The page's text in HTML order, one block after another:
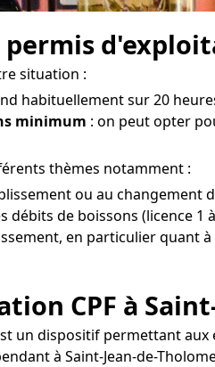
situation :
habituellement sur 20
minimum : on peut opter
thèmes notamment :
ou au changement
de boissons (licence 1
en particulier quant
CPF à
un dispositif permettant
à Saint-Jean-de-